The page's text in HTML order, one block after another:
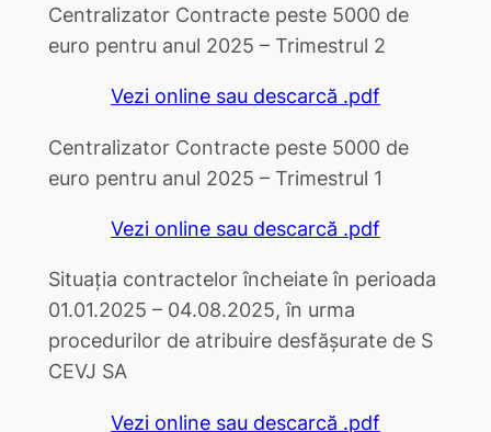
Centralizator Contracte peste 5000 de
euro pentru anul 2025 – Trimestrul 2
Vezi online sau descarcă .pdf
Centralizator Contracte peste 5000 de
euro pentru anul 2025 – Trimestrul 1
Vezi online sau descarcă .pdf
Situația contractelor încheiate în perioada
01.01.2025 – 04.08.2025, în urma
procedurilor de atribuire desfășurate de S
CEVJ SA
Vezi online sau descarcă .pdf